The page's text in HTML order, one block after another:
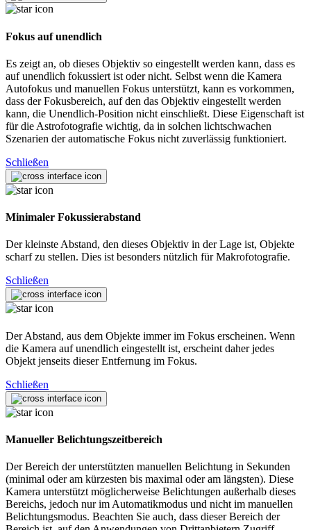
Fokus auf unendlich
Es zeigt an, ob dieses Objektiv so eingestellt werden kann, dass es
auf unendlich fokussiert ist oder nicht. Selbst wenn die Kamera
Autofokus und manuellen Fokus unterstützt, kann es vorkommen,
dass der Fokusbereich, auf den das Objektiv eingestellt werden
kann, die Unendlich-Position nicht einschließt. Diese Eigenschaft ist
für die Astrofotografie wichtig, da in solchen lichtschwachen
Szenarien der automatische Fokus nicht zuverlässig funktioniert.
Schließen
Minimaler Fokussierabstand
Der kleinste Abstand, den dieses Objektiv in der Lage ist, Objekte
scharf zu stellen. Dies ist besonders nützlich für Makrofotografie.
Schließen
Der Abstand, aus dem Objekte immer im Fokus erscheinen. Wenn
die Kamera auf unendlich eingestellt ist, erscheint daher jedes
Objekt jenseits dieser Entfernung im Fokus.
Schließen
Manueller Belichtungszeitbereich
Der Bereich der unterstützten manuellen Belichtung in Sekunden
(minimal oder am kürzesten bis maximal oder am längsten). Diese
Kamera unterstützt möglicherweise Belichtungen außerhalb dieses
Bereichs, jedoch nur im Automatikmodus und nicht im manuellen
Belichtungsmodus. Beachten Sie auch, dass dieser Bereich der